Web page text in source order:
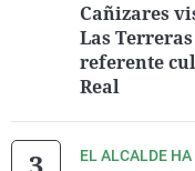
Cañizares
Las
referente
Real
EL ALCALDE